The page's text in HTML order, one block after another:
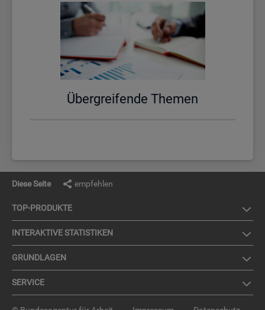
Über­grei­fen­de The­men
Diese Seite empfehlen
TOP-PRO­DUK­TE
IN­TER­AK­TI­VE STA­TIS­TI­KEN
GRUND­LA­GEN
SER­VICE